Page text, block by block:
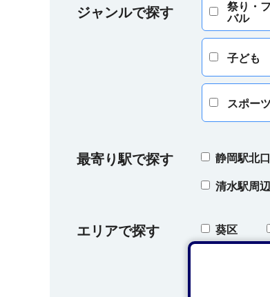
ジャンルで探す
祭り・
バル
子ども
スポーツ
最寄り駅で探す 静岡駅北
清水駅周辺
エリアで探す 葵区